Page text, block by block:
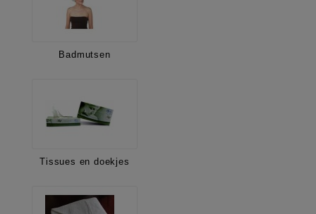
Badmutsen
Tissues en doekjes